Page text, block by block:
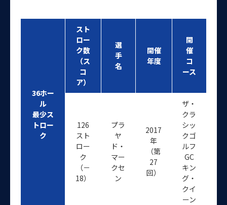
36ホー
ル
最少ス
トロー
ク
スト
ロー
ク数
（ス
コ
ア）
選
手
名
開催
年度
開
催
コ
ース
126
スト
ロー
ク
（－
18）
プラ
ヤ
ド・
マー
クセ
ン
2017
年
（第
27
回）
ザ・
クラ
シッ
クゴ
ルフ
GC
キン
グ・
クイ
ーン